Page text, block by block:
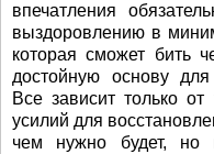
впечатления
выздоровлению в
которая сможет бить
достойную основу
Все зависит только
усилий для
чем нужно будет, но